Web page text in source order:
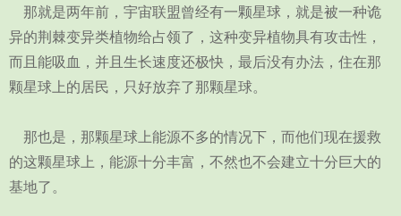
那就是两年前，宇宙联盟曾经有一颗星球，就是被一种诡
异的荆棘变异类植物给占领了，这种变异植物具有攻击性，
而且能吸血，并且生长速度还极快，最后没有办法，住在那
颗星球上的居民，只好放弃了那颗星球。
那也是，那颗星球上能源不多的情况下，而他们现在援救
的这颗星球上，能源十分丰富，不然也不会建立十分巨大的
基地了。